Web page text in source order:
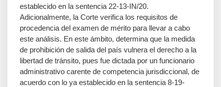
establecido en la sentencia 22-13-IN/20.
Adicionalmente, la Corte verifica los requisitos de
procedencia del examen de mérito para llevar a cabo
este análisis. En este ámbito, determina que la medida
de prohibición de salida del país vulnera el derecho a la
libertad de tránsito, pues fue dictada por un funcionario
administrativo carente de competencia jurisdiccional, de
acuerdo con lo ya establecido en la sentencia 8-19-